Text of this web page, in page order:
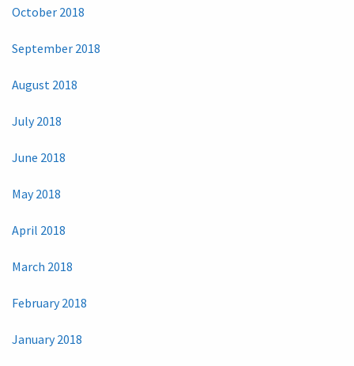
October 2018
September 2018
August 2018
July 2018
June 2018
May 2018
April 2018
March 2018
February 2018
January 2018